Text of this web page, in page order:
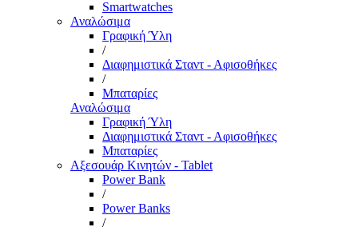
Smartwatches
Αναλώσιμα
Γραφική Ύλη
/
Διαφημιστικά Σταντ - Αφισοθήκες
/
Μπαταρίες
Αναλώσιμα
Γραφική Ύλη
Διαφημιστικά Σταντ - Αφισοθήκες
Μπαταρίες
Αξεσουάρ Κινητών - Tablet
Power Bank
/
Power Banks
/